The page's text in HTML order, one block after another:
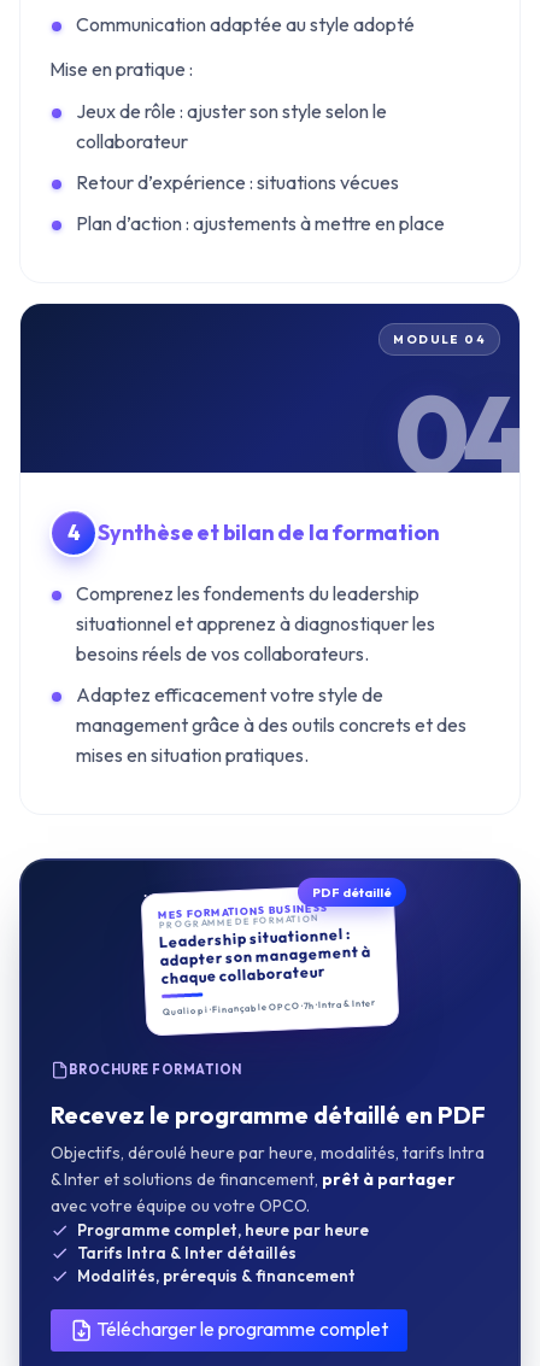
Communication adaptée au style adopté
Mise en pratique :
Jeux de rôle : ajuster son style selon le
collaborateur
Retour d’expérience : situations vécues
Plan d’action : ajustements à mettre en place
04
MODULE 04
Synthèse et bilan de la formation
Comprenez les fondements du leadership
situationnel et apprenez à diagnostiquer les
besoins réels de vos collaborateurs.
Adaptez efficacement votre style de
management grâce à des outils concrets et des
mises en situation pratiques.
MES FORMATIONS BUSINESS
PROGRAMME DE FORMATION
Leadership situationnel :
adapter son management à
chaque collaborateur
Qualiopi · Finançable OPCO · 7h · Intra & Inter
PDF détaillé
BROCHURE FORMATION
Recevez le programme détaillé en PDF
Objectifs, déroulé heure par heure, modalités, tarifs Intra
& Inter et solutions de financement, prêt à partager
avec votre équipe ou votre OPCO.
Programme complet, heure par heure
Tarifs Intra & Inter détaillés
Modalités, prérequis & financement
Télécharger le programme complet